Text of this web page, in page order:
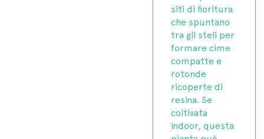
siti di fioritura
che spuntano
tra gli steli per
formare cime
compatte e
rotonde
ricoperte di
resina. Se
coltivata
indoor, questa